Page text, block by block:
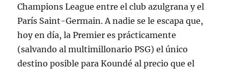
Champions League entre el club azulgrana y el
París Saint-Germain. A nadie se le escapa que,
hoy en día, la Premier es prácticamente
(salvando al multimillonario PSG) el único
destino posible para Koundé al precio que el